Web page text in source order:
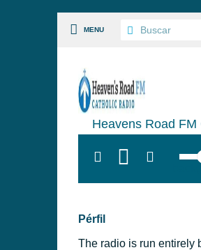
MENU
Heavens Road
Pérfil
The radio is run entirely